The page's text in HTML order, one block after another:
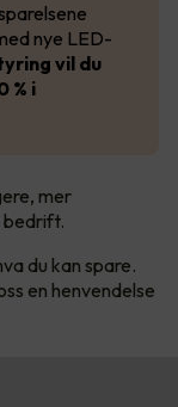
nye LED-
vil du
% i
mer
bedrift.
du kan spare.
en henvendelse